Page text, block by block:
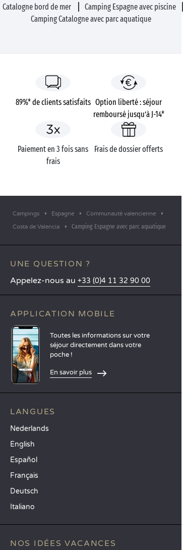
Catalogne bord de mer
Camping Espagne avec piscine
Camping Catalogne avec parc aquatique
89%* de clients satisfaits Option liberté : séjour
remboursé jusqu’à J-14*
Paiement en 3 fois sans
frais
Frais de dossier offerts
Campings Espagne
Communauté valencienne
Costa de Valencia
Camping Espagne avec parc aquatique
UNE QUESTION ?
Appelez-nous au +33 (0)4 11 32 90 00
APPLICATION MOBILE
Toutes les informations sur votre
séjour directement dans votre
poche !
En savoir plus
LANGUES
Nederlands
English
Español
Français
Deutsch
Italiano
NOS IDÉES VACANCES